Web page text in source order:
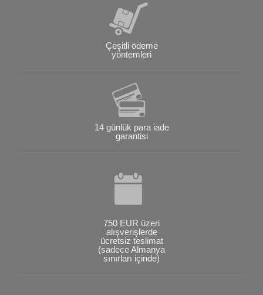
Çeşitli ödeme
yöntemleri
14 günlük para iade
garantisi
750 EUR üzeri
alışverişlerde
ücretsiz teslimat
(sadece Almanya
sınırları içinde)